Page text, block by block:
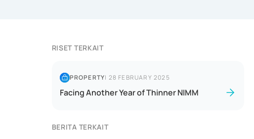
RISET TERKAIT
PROPERTY| 28 FEBRUARY 2025
Facing Another Year of Thinner NIMM
BERITA TERKAIT